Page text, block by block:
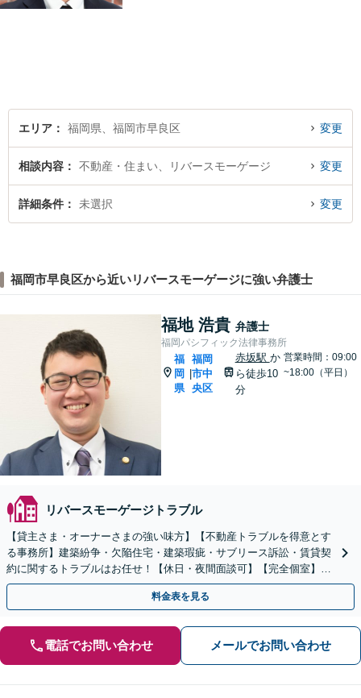
す。
エリア 福岡県、福岡市早良区 変更
相談内容 不動産・住まい、リバースモーゲージ 変更
詳細条件 未選択 変更
福岡市早良区から近いリバースモーゲージに強い弁護士
福地 浩貴 弁護士
福岡パシフィック法律事務所
福
岡
県
福岡
市中
央区
赤坂駅 か
ら徒歩10
分
営業時間：09:00
~18:00（平日）
リバースモーゲージトラブル
【貸主さま・オーナーさまの強い味方】【不動産トラブルを得意とす
る事務所】建築紛争・欠陥住宅・建築瑕疵・サブリース訴訟・賃貸契
約に関するトラブルはお任せ！【休日・夜間面談可】【完全個室】
【六本松駅2分】
料金表を見る
電話でお問い合わせ メールでお問い合わせ